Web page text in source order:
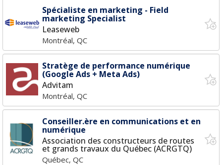
Spécialiste en marketing - Field
marketing Specialist
Leaseweb
Montréal, QC
Stratège de performance numérique
(Google Ads + Meta Ads)
Advitam
Montréal, QC
Conseiller.ère en communications et en
numérique
Association des constructeurs de routes
et grands travaux du Québec (ACRGTQ)
Québec, QC